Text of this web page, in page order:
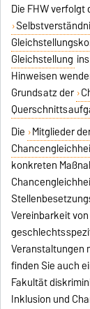
Die FHW
Gleichstellung
Hinweisen
Grundsatz der
Die Mitglieder
konkreten
Vereinbarkeit
Veranstaltungen
finden Sie auch
Fakultät
Inklusion und